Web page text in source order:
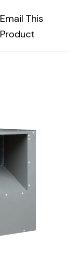
Email This
Product